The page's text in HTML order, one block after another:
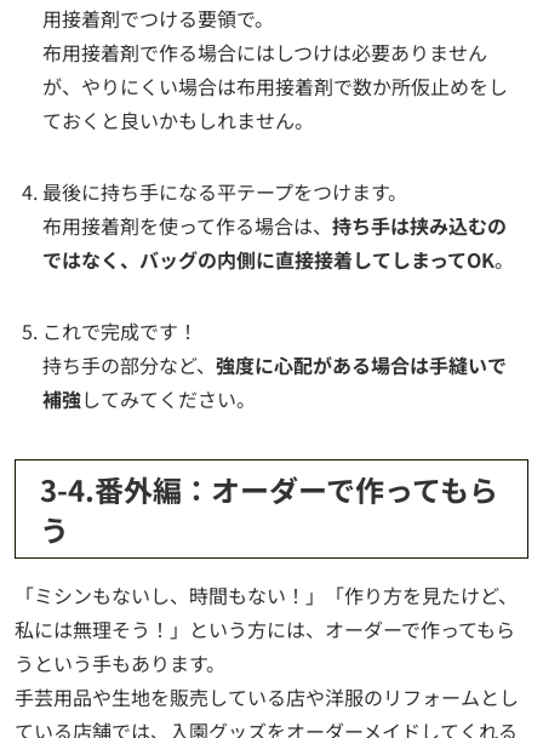
用接着剤でつける要領で。
布用接着剤で作る場合にはしつけは必要ありません
が、やりにくい場合は布用接着剤で数か所仮止めをし
ておくと良いかもしれません。
最後に持ち手になる平テープをつけます。
布用接着剤を使って作る場合は、持ち手は挟み込むの
ではなく、バッグの内側に直接接着してしまってOK。
これで完成です！
持ち手の部分など、強度に心配がある場合は手縫いで
補強してみてください。
3-4.番外編：オーダーで作ってもら
う
「ミシンもないし、時間もない！」「作り方を見たけど、
私には無理そう！」という方には、オーダーで作ってもら
うという手もあります。
手芸用品や生地を販売している店や洋服のリフォームとし
ている店舗では、入園グッズをオーダーメイドしてくれる